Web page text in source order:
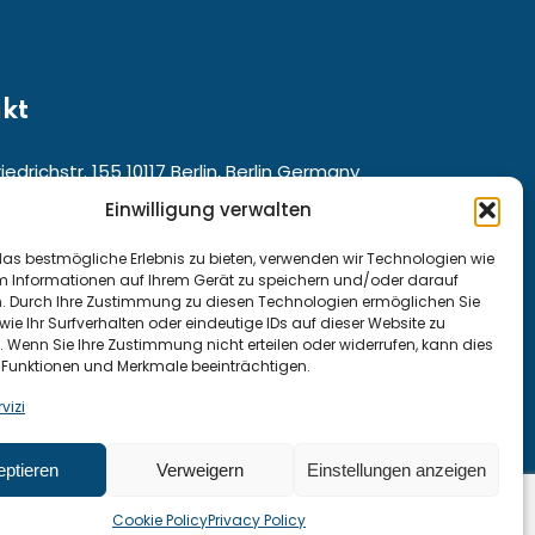
Einwilligung verwalten
bestmögliche Erlebnis zu bieten, verwenden wir Technologien wie
Informationen auf Ihrem Gerät zu speichern und/oder darauf
Durch Ihre Zustimmung zu diesen Technologien ermöglichen Sie
Ihr Surfverhalten oder eindeutige IDs auf dieser Website zu
Wenn Sie Ihre Zustimmung nicht erteilen oder widerrufen, kann dies
und Merkmale beeinträchtigen.
Verweigern Einstellungen anzeigen
Cookie PolicyPrivacy Policy
155 10117 Berlin, Berlin Germany
den Kundenservice aus ganz:
und Österreich: +49 15222307947
794290815